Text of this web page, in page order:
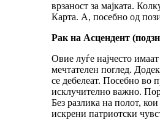
врзаност за мајката.
Карта. А, посебно од
Рак на Асцендент
Овие луѓе најчесто
мечтателен поглед.
се дебелеат. Посебно во
исклучително важно.
Без разлика на полот,
искрени патриотски